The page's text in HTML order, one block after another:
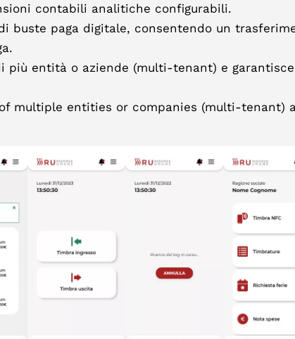
contabili analitiche configurabili.
buste paga digitale, consentendo un
più entità o aziende (multi-tenant) e
multiple entities or companies (multi-tenant)